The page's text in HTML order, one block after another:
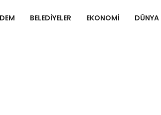
BELEDIYELER EKONOMI DÜNYA